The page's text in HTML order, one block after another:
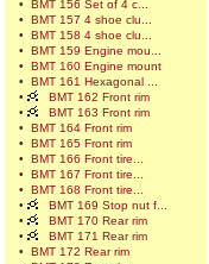
•
BMT 156 Set of 4 c...
•
BMT 157 4 shoe clu...
•
BMT 158 4 shoe clu...
•
BMT 159 Engine mou...
•
BMT 160 Engine mount
•
BMT 161 Hexagonal ...
•
BMT 162 Front rim
•
BMT 163 Front rim
•
BMT 164 Front rim
•
BMT 165 Front rim
•
BMT 166 Front tire...
•
BMT 167 Front tire...
•
BMT 168 Front tire...
•
BMT 169 Stop nut f...
•
BMT 170 Rear rim
•
BMT 171 Rear rim
•
BMT 172 Rear rim